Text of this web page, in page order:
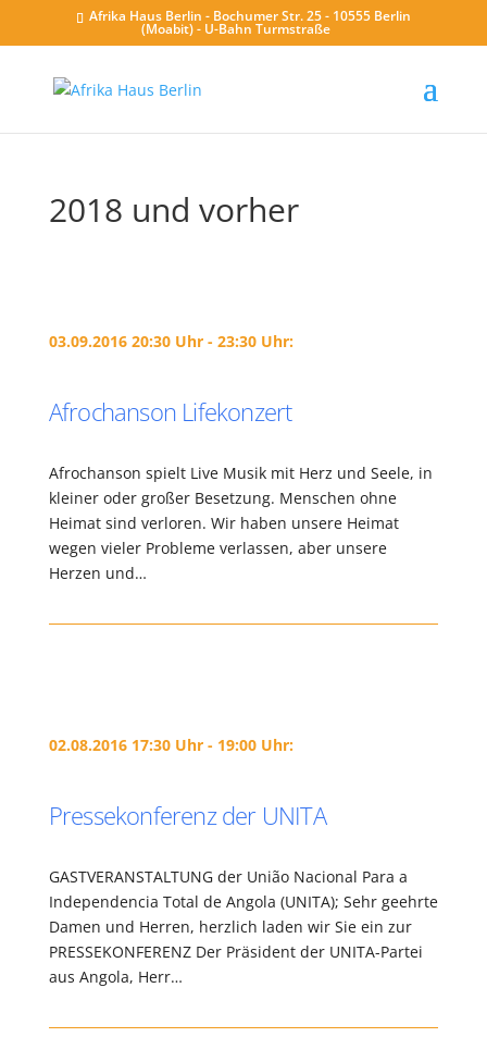
Afrika Haus Berlin - Bochumer Str. 25 - 10555 Berlin
(Moabit) - U-Bahn Turmstraße
2018 und vorher
03.09.2016 20:30 Uhr - 23:30 Uhr:
Afrochanson Lifekonzert
Afrochanson spielt Live Musik mit Herz und Seele, in
kleiner oder großer Besetzung. Menschen ohne
Heimat sind verloren. Wir haben unsere Heimat
wegen vieler Probleme verlassen, aber unsere
Herzen und…
02.08.2016 17:30 Uhr - 19:00 Uhr:
Pressekonferenz der UNITA
GASTVERANSTALTUNG der União Nacional Para a
Independencia Total de Angola (UNITA); Sehr geehrte
Damen und Herren, herzlich laden wir Sie ein zur
PRESSEKONFERENZ Der Präsident der UNITA-Partei
aus Angola, Herr…